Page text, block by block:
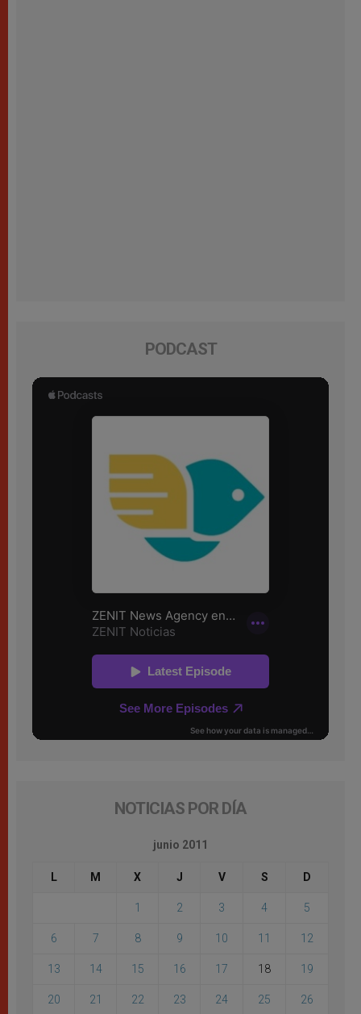
PODCAST
NOTICIAS POR DÍA
junio 2011
L M X J V S D
1 2 3 4 5
6 7 8 9 10 11 12
13 14 15 16 17 18 19
20 21 22 23 24 25 26